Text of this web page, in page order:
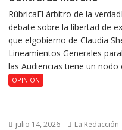
RúbricaEl árbitro de la
debate sobre la libertad de
que elgobierno de Claudia
Lineamientos Generales
las Audiencias tiene un
OPINIÓN
julio 14, 2026 La Redacción